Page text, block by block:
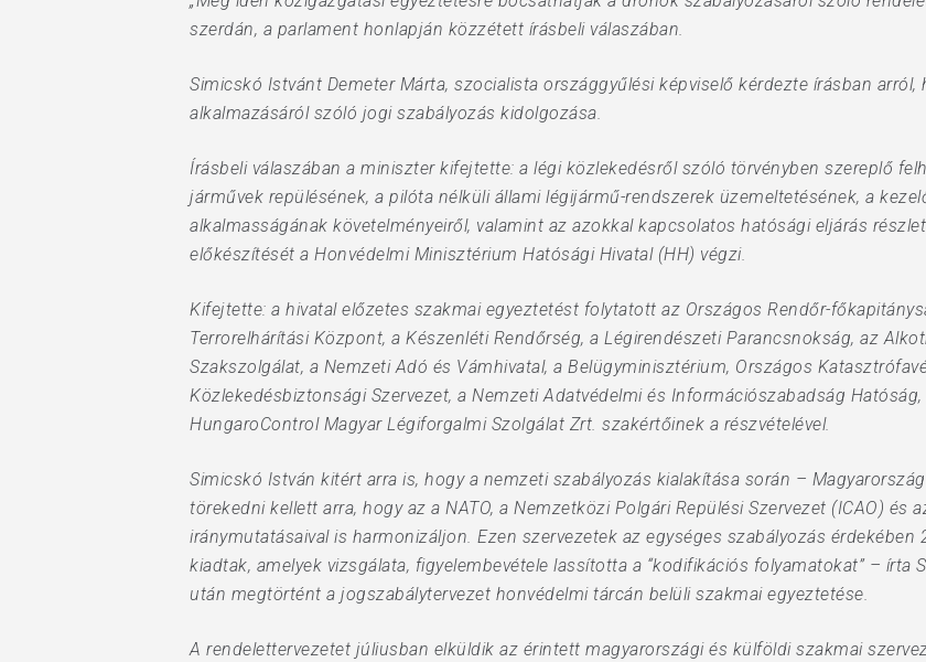
szerdán, a parlament honlapján közzétett írásbeli válaszában.
Simicskó Istvánt Demeter Márta, szocialista országgyűlési képviselő kérdezte írásban
alkalmazásáról szóló jogi szabályozás kidolgozása.
Írásbeli válaszában a miniszter kifejtette: a légi közlekedésről szóló törvényben szereplő
járművek repülésének, a pilóta nélküli állami légijármű-rendszerek üzemeltetésének, a
alkalmasságának követelményeiről, valamint az azokkal kapcsolatos hatósági eljárás
előkészítését a Honvédelmi Minisztérium Hatósági Hivatal (HH) végzi.
Kifejtette: a hivatal előzetes szakmai egyeztetést folytatott az Országos Rendőr-
Terrorelhárítási Központ, a Készenléti Rendőrség, a Légirendészeti Parancsnokság, az
Szakszolgálat, a Nemzeti Adó és Vámhivatal, a Belügyminisztérium, Országos
Közlekedésbiztonsági Szervezet, a Nemzeti Adatvédelmi és Információszabadság
HungaroControl Magyar Légiforgalmi Szolgálat Zrt. szakértőinek a részvételével.
Simicskó István kitért arra is, hogy a nemzeti szabályozás kialakítása során –
törekedni kellett arra, hogy az a NATO, a Nemzetközi Polgári Repülési Szervezet (ICAO) és
iránymutatásaival is harmonizáljon. Ezen szervezetek az egységes szabályozás
kiadtak, amelyek vizsgálata, figyelembevétele lassította a “kodifikációs folyamatokat” – írta
után megtörtént a jogszabálytervezet honvédelmi tárcán belüli szakmai egyeztetése.
A rendelettervezetet júliusban elküldik az érintett magyarországi és külföldi szakmai